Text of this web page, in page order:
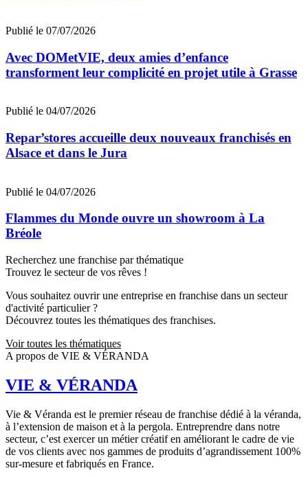
Publié le 07/07/2026
Avec DOMetVIE, deux amies d’enfance
transforment leur complicité en projet utile à Grasse
Publié le 04/07/2026
Repar’stores accueille deux nouveaux franchisés en
Alsace et dans le Jura
Publié le 04/07/2026
Flammes du Monde ouvre un showroom à La
Bréole
Recherchez une franchise par thématique
Trouvez le secteur de vos rêves !
Vous souhaitez ouvrir une entreprise en franchise dans un secteur
d'activité particulier ?
Découvrez toutes les thématiques des franchises.
Voir toutes les thématiques
A propos de VIE & VÉRANDA
VIE & VÉRANDA
Vie & Véranda est le premier réseau de franchise dédié à la véranda,
à l’extension de maison et à la pergola. Entreprendre dans notre
secteur, c’est exercer un métier créatif en améliorant le cadre de vie
de vos clients avec nos gammes de produits d’agrandissement 100%
sur-mesure et fabriqués en France.